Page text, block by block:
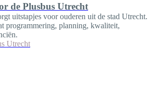
de Plusbus Utrecht
uitstapjes voor ouderen uit de stad Utrecht.
programmering, planning, kwaliteit,
Utrecht